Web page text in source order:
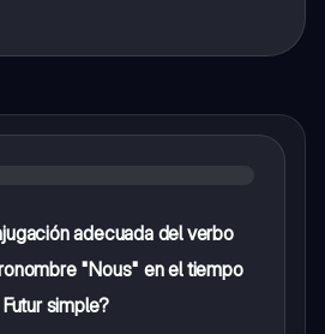
adecuada del verbo
"Nous" en el tiempo
Futur simple?